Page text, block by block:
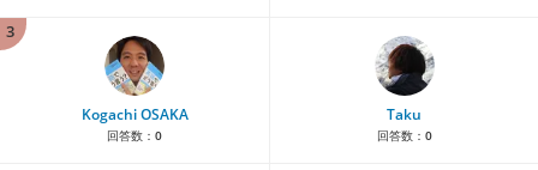
3
Kogachi OSAKA
回答数： 0
Taku
回答数： 0